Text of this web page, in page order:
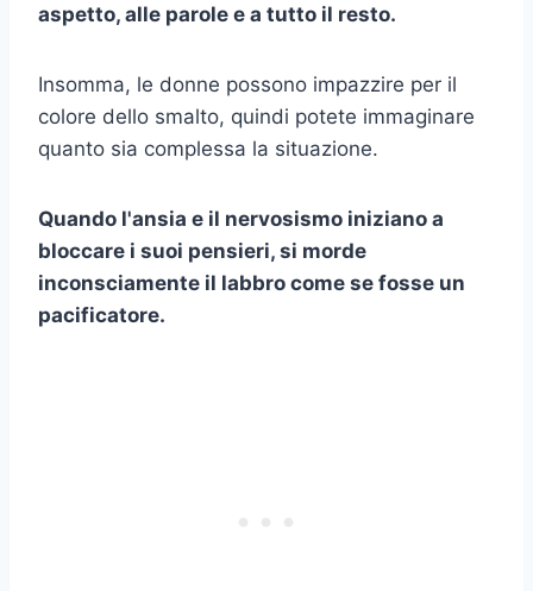
aspetto, alle parole e a tutto il resto.
Insomma, le donne possono impazzire per il
colore dello smalto, quindi potete immaginare
quanto sia complessa la situazione.
Quando l'ansia e il nervosismo iniziano a
bloccare i suoi pensieri, si morde
inconsciamente il labbro come se fosse un
pacificatore.